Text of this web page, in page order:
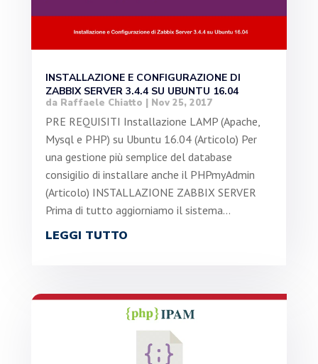
INSTALLAZIONE E CONFIGURAZIONE DI
ZABBIX SERVER 3.4.4 SU UBUNTU 16.04
da Raffaele Chiatto | Nov 25, 2017
PRE REQUISITI Installazione LAMP (Apache,
Mysql e PHP) su Ubuntu 16.04 (Articolo) Per
una gestione più semplice del database
consigilio di installare anche il PHPmyAdmin
(Articolo) INSTALLAZIONE ZABBIX SERVER
Prima di tutto aggiorniamo il sistema...
LEGGI TUTTO